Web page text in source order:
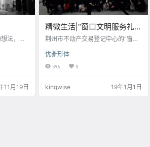
法，为
与生活
相遇大
堂内容感
11月19日
精微生活|“窗口文明服务礼
仪”培训
荆州市不动产交易登记中心的“窗口
优雅形体
596 0
kingwise 19年1月1日